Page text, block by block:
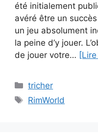
été initialement
avéré être un
un jeu absolument
la peine d’y jouer.
de jouer votre…
Catégories
tricher
Étiquettes
RimWorld